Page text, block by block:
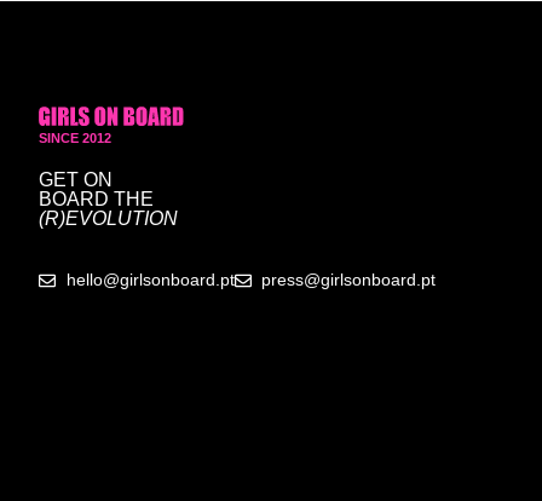
SINCE 2012
GET ON
BOARD THE
(R)EVOLUTION
hello@girlsonboard.pt press@girlsonboard.pt